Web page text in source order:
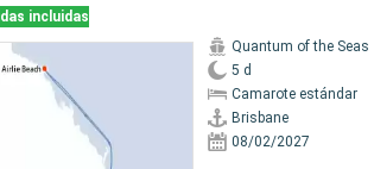
incluidas
Quantum of the Seas
5 d
Camarote estándar
Brisbane
08/02/2027